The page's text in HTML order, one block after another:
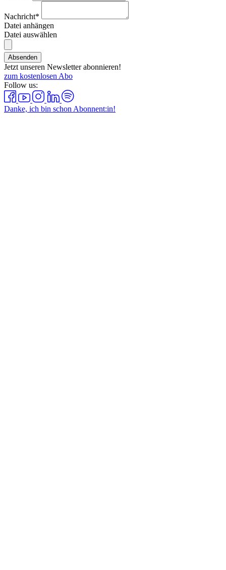
Nachricht*
Datei anhängen
Datei auswählen
Absenden
Jetzt unseren Newsletter abonnieren!
zum kostenlosen Abo
Follow us:
Danke, ich bin schon Abonnent:in!